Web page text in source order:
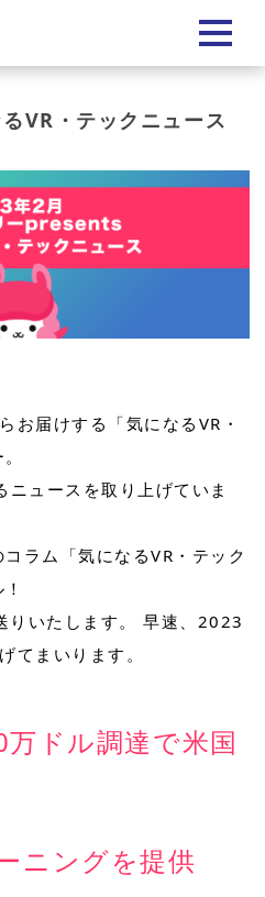
VR・テックニュース
お届けする「気になるVR・
ニュースを取り上げていま
ラム「気になるVR・テック
りいたします。 早速、2023
てまいります。
ドル調達で米国
ニングを提供